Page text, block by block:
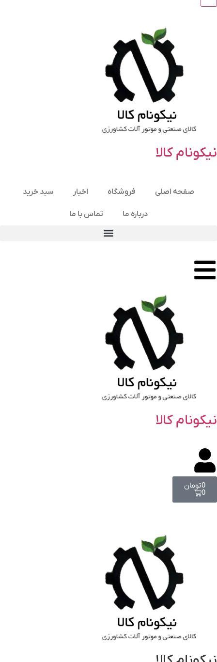
نیکونام کالا
صفحه اصلی فروشگاه اخبار سبد خرید
درباره ما تماس با ما
نیکونام کالا
0تومان
0